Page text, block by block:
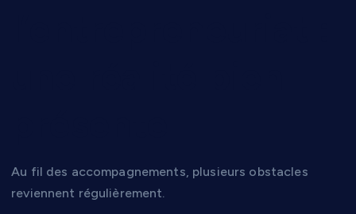
Au fil des accompagnements, plusieurs obstacles
reviennent régulièrement.